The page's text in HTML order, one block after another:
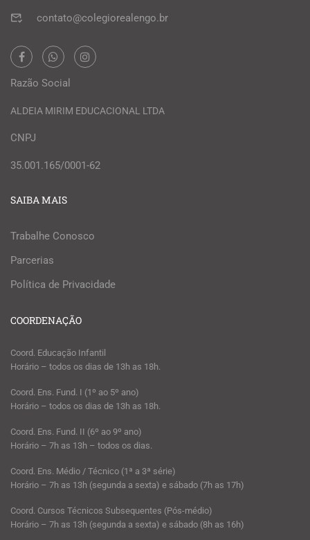
contato@colegiorealengo.br
Razão Social
ALDEIA MIRIM EDUCACIONAL LTDA
CNPJ
35.001.165/0001-62
SAIBA MAIS
Trabalhe Conosco
Parcerias
Política de Privacidade
COORDENAÇÃO
Coord. Educação Infantil
Horário – todos os dias de 13h as 18h.
Coord. Ens. Fund. I (1º ao 5º ano)
Horário – todos os dias de 13h as 18h.
Coord. Ens. Fund. II (6º ao 9º ano)
Horário – 7h as 13h – todos os dias.
Coord. Ens. Médio / Técnico (1ª a 3ª série)
Horário – 7h as 13h (segunda a sexta) e sábado (7h as 17h)
Coord. Cursos Técnicos Subsequentes (Pós-médio)
Horário – 7h as 13h (segunda a sexta) e sábado (8h as 16h)